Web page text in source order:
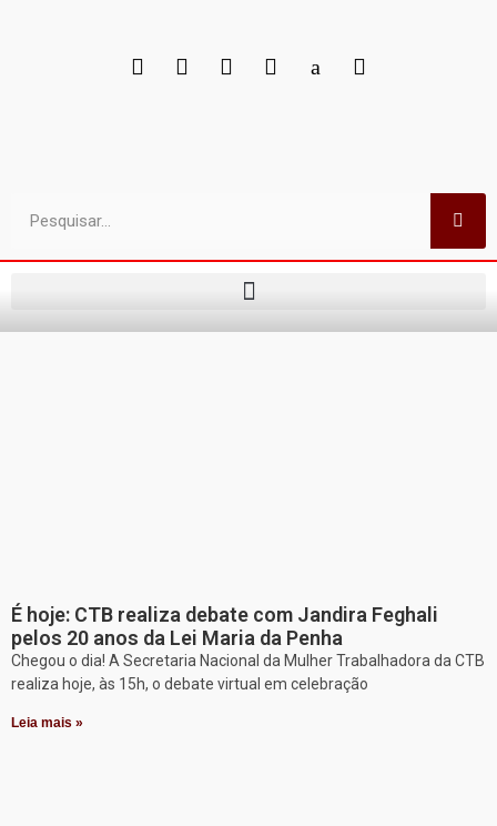
É hoje: CTB realiza debate com Jandira Feghali
pelos 20 anos da Lei Maria da Penha
Chegou o dia! A Secretaria Nacional da Mulher Trabalhadora da CTB
realiza hoje, às 15h, o debate virtual em celebração
Leia mais »